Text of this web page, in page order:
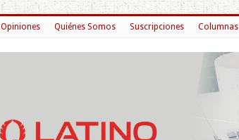
Opiniones Quiénes Somos Suscripciones Columnas